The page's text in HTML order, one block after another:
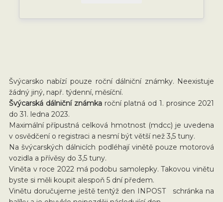
Švýcarsko nabízí pouze roční dálniční známky. Neexistuje
žádný jiný, např. týdenní, měsíční.
Švýcarská dálniční známka roční platná od 1. prosince 2021
do 31. ledna 2023.
Maximální přípustná celková hmotnost (mdcc) je uvedena
v osvědčení o registraci a nesmí být větší než 3,5 tuny.
Na švýcarských dálnicích podléhají vinětě pouze motorová
vozidla a přívěsy do 3,5 tuny.
Viněta v roce 2022 má podobu samolepky. Takovou vinětu
byste si měli koupit alespoň 5 dní předem.
Vinětu doručujeme ještě tentýž den INPOST schránka na